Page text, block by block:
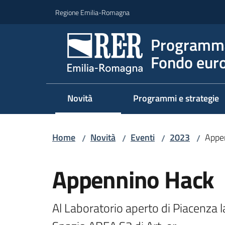
Regione Emilia-Romagna
Fondo
Novità Programmi e strategie
Home / Novità / Eventi / 2023 /
Appennino Hack
Al Laboratorio aperto di Piacenza